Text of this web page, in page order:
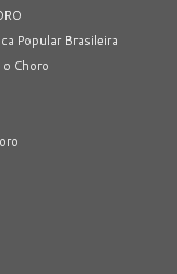
Popular Brasileira
Choro